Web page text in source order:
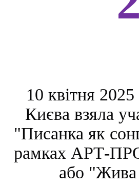
10 квітня
Києва взяла
"Писанка як
рамках АРТ-
або